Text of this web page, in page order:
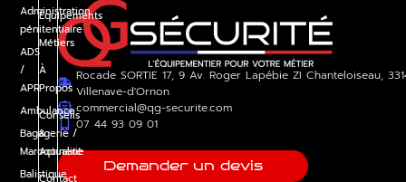
Équipements
Métiers
À
Propos
Conseils
&
Actualité
Contact
Administration
pénitentiaire
ADS
/
APR
Ambulance
Bagagerie /
Maroquinerie
Balistique
Rocade SORTIE 17, 9 Av. Roger Lapébie ZI Chanteloiseau,
Villenave-d'Ornon
commercial@qg-securite.com
07 44 93 09 01
Demander un devis